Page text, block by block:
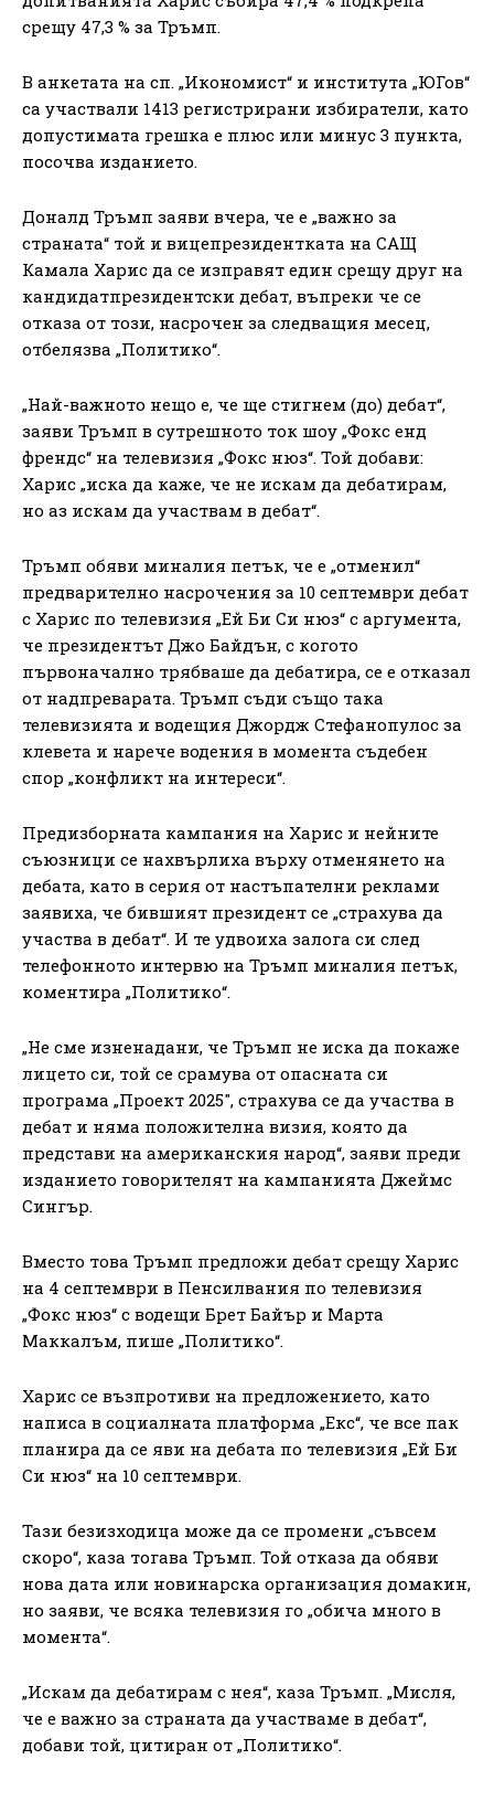
срещу 47,3 % за Тръмп.
В анкетата на сп. „Икономист“ и института „ЮГов“
са участвали 1413 регистрирани избиратели, като
допустимата грешка е плюс или минус 3 пункта,
посочва изданието.
Доналд Тръмп заяви вчера, че е „важно за
страната“ той и вицепрезидентката на САЩ
Камала Харис да се изправят един срещу друг на
кандидатпрезидентски дебат, въпреки че се
отказа от този, насрочен за следващия месец,
отбелязва „Политико“.
„Най-важното нещо е, че ще стигнем (до) дебат“,
заяви Тръмп в сутрешното ток шоу „Фокс енд
френдс“ на телевизия „Фокс нюз“. Той добави:
Харис „иска да каже, че не искам да дебатирам,
но аз искам да участвам в дебат“.
Тръмп обяви миналия петък, че е „отменил“
предварително насрочения за 10 септември дебат
с Харис по телевизия „Ей Би Си нюз“ с аргумента,
че президентът Джо Байдън, с когото
първоначално трябваше да дебатира, се е отказал
от надпреварата. Тръмп съди също така
телевизията и водещия Джордж Стефанопулос за
клевета и нарече водения в момента съдебен
спор „конфликт на интереси“.
Предизборната кампания на Харис и нейните
съюзници се нахвърлиха върху отменянето на
дебата, като в серия от настъпателни реклами
заявиха, че бившият президент се „страхува да
участва в дебат“. И те удвоиха залога си след
телефонното интервю на Тръмп миналия петък,
коментира „Политико“.
„Не сме изненадани, че Тръмп не иска да покаже
лицето си, той се срамува от опасната си
програма „Проект 2025″, страхува се да участва в
дебат и няма положителна визия, която да
представи на американския народ“, заяви преди
изданието говорителят на кампанията Джеймс
Сингър.
Вместо това Тръмп предложи дебат срещу Харис
на 4 септември в Пенсилвания по телевизия
„Фокс нюз“ с водещи Брет Байър и Марта
Маккалъм, пише „Политико“.
Харис се възпротиви на предложението, като
написа в социалната платформа „Екс“, че все пак
планира да се яви на дебата по телевизия „Ей Би
Си нюз“ на 10 септември.
Тази безизходица може да се промени „съвсем
скоро“, каза тогава Тръмп. Той отказа да обяви
нова дата или новинарска организация домакин,
но заяви, че всяка телевизия го „обича много в
момента“.
„Искам да дебатирам с нея“, каза Тръмп. „Мисля,
че е важно за страната да участваме в дебат“,
добави той, цитиран от „Политико“.